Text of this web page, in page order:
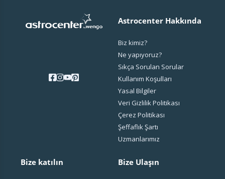
Astrocenter Hakkında
Biz kimiz?
Ne yapıyoruz?
Sıkça Sorulan Sorular
Kullanım Koşulları
Yasal Bilgiler
Veri Gizlilik Politikası
Çerez Politikası
Şeffaflık Şartı
Uzmanlarımız
Bize katılın Bize Ulaşın